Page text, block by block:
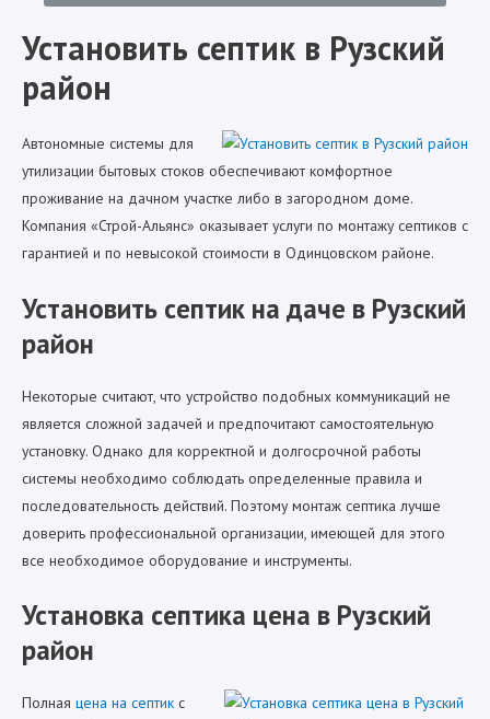
Установить септик в Рузский
район
Автономные системы для
утилизации бытовых стоков обеспечивают комфортное
проживание на дачном участке либо в загородном доме.
Компания «Строй-Альянс» оказывает услуги по монтажу септиков с
гарантией и по невысокой стоимости в Одинцовском районе.
Установить септик на даче в Рузский
район
Некоторые считают, что устройство подобных коммуникаций не
является сложной задачей и предпочитают самостоятельную
установку. Однако для корректной и долгосрочной работы
системы необходимо соблюдать определенные правила и
последовательность действий. Поэтому монтаж септика лучше
доверить профессиональной организации, имеющей для этого
все необходимое оборудование и инструменты.
Установка септика цена в Рузский
район
Полная цена на септик с